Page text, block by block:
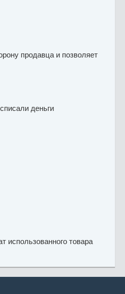
продавца и позволяет
деньги
использованного товара